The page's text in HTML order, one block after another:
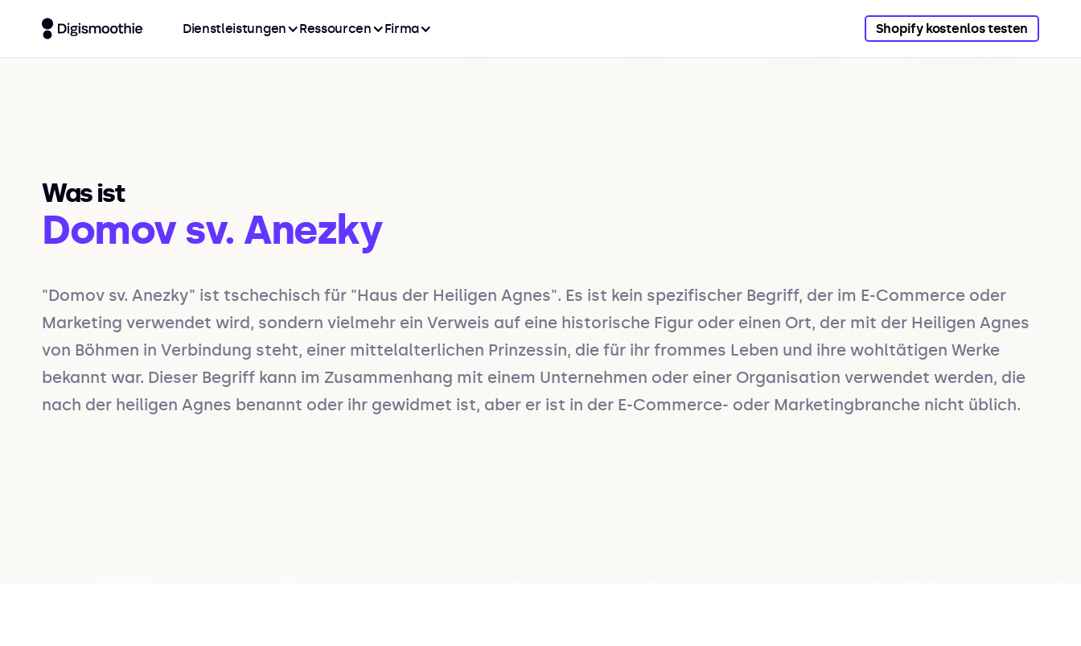
Dienstleistungen Ressourcen Firma Shopify kostenlos testen
Was ist
Domov sv. Anezky
"Domov sv. Anezky" ist tschechisch für "Haus der Heiligen Agnes". Es ist kein spezifischer Begriff, der im E-Commerce oder
Marketing verwendet wird, sondern vielmehr ein Verweis auf eine historische Figur oder einen Ort, der mit der Heiligen Agnes
von Böhmen in Verbindung steht, einer mittelalterlichen Prinzessin, die für ihr frommes Leben und ihre wohltätigen Werke
bekannt war. Dieser Begriff kann im Zusammenhang mit einem Unternehmen oder einer Organisation verwendet werden, die
nach der heiligen Agnes benannt oder ihr gewidmet ist, aber er ist in der E-Commerce- oder Marketingbranche nicht üblich.